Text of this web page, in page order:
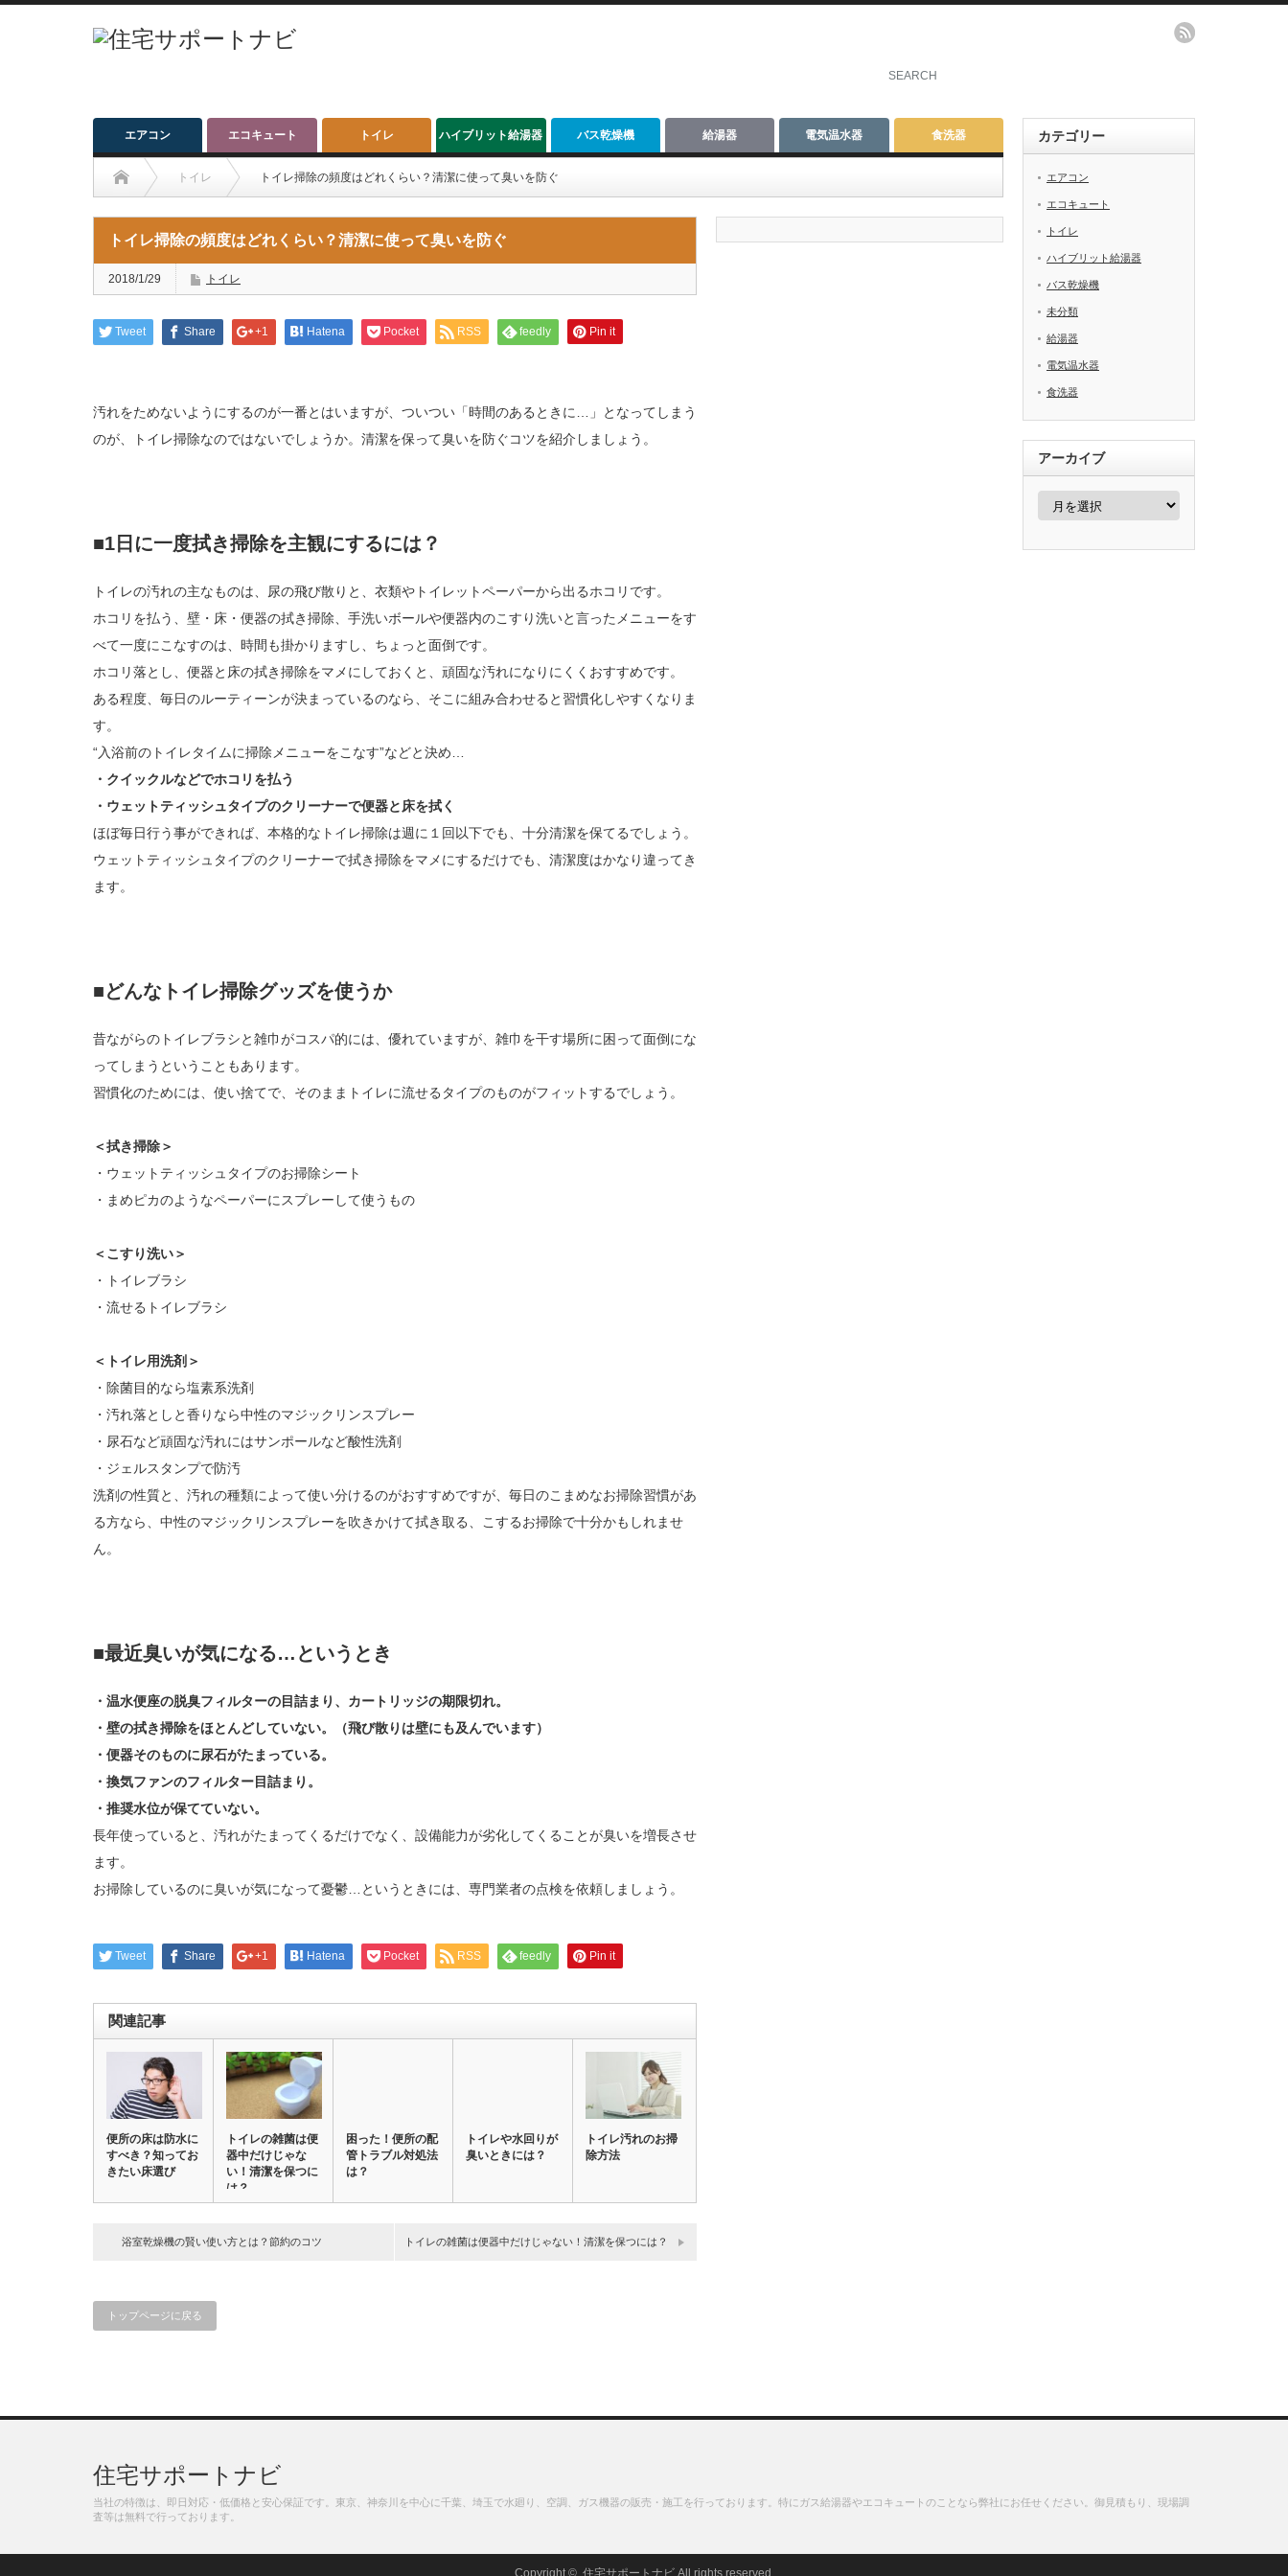
エアコン エコキュート トイレ ハイブリット給湯器 バス乾燥機 給湯器 電気温水器 食洗器
トイレ トイレ掃除の頻度はどれくらい？清潔に使って臭いを防ぐ
トイレ掃除の頻度はどれくらい？清潔に使って臭いを防ぐ
2018/1/29 トイレ
Tweet Share +1 Hatena Pocket RSS feedly Pin it
汚れをためないようにするのが一番とはいますが、ついつい「時間のあるときに…」となってしまう
のが、トイレ掃除なのではないでしょうか。清潔を保って臭いを防ぐコツを紹介しましょう。
■1日に一度拭き掃除を主観にするには？
トイレの汚れの主なものは、尿の飛び散りと、衣類やトイレットペーパーから出るホコリです。
ホコリを払う、壁・床・便器の拭き掃除、手洗いボールや便器内のこすり洗いと言ったメニューをす
べて一度にこなすのは、時間も掛かりますし、ちょっと面倒です。
ホコリ落とし、便器と床の拭き掃除をマメにしておくと、頑固な汚れになりにくくおすすめです。
ある程度、毎日のルーティーンが決まっているのなら、そこに組み合わせると習慣化しやすくなりま
す。
“入浴前のトイレタイムに掃除メニューをこなす”などと決め…
・クイックルなどでホコリを払う
・ウェットティッシュタイプのクリーナーで便器と床を拭く
ほぼ毎日行う事ができれば、本格的なトイレ掃除は週に１回以下でも、十分清潔を保てるでしょう。
ウェットティッシュタイプのクリーナーで拭き掃除をマメにするだけでも、清潔度はかなり違ってき
ます。
■どんなトイレ掃除グッズを使うか
昔ながらのトイレブラシと雑巾がコスパ的には、優れていますが、雑巾を干す場所に困って面倒にな
ってしまうということもあります。
習慣化のためには、使い捨てで、そのままトイレに流せるタイプのものがフィットするでしょう。
＜拭き掃除＞
・ウェットティッシュタイプのお掃除シート
・まめピカのようなペーパーにスプレーして使うもの
＜こすり洗い＞
・トイレブラシ
・流せるトイレブラシ
＜トイレ用洗剤＞
・除菌目的なら塩素系洗剤
・汚れ落としと香りなら中性のマジックリンスプレー
・尿石など頑固な汚れにはサンポールなど酸性洗剤
・ジェルスタンプで防汚
洗剤の性質と、汚れの種類によって使い分けるのがおすすめですが、毎日のこまめなお掃除習慣があ
る方なら、中性のマジックリンスプレーを吹きかけて拭き取る、こするお掃除で十分かもしれませ
ん。
■最近臭いが気になる…というとき
・温水便座の脱臭フィルターの目詰まり、カートリッジの期限切れ。
・壁の拭き掃除をほとんどしていない。（飛び散りは壁にも及んでいます）
・便器そのものに尿石がたまっている。
・換気ファンのフィルター目詰まり。
・推奨水位が保てていない。
長年使っていると、汚れがたまってくるだけでなく、設備能力が劣化してくることが臭いを増長させ
ます。
お掃除しているのに臭いが気になって憂鬱…というときには、専門業者の点検を依頼しましょう。
Tweet Share +1 Hatena Pocket RSS feedly Pin it
関連記事
便所の床は防水に
すべき？知ってお
きたい床選び
トイレの雑菌は便
器中だけじゃな
い！清潔を保つに
は？
困った！便所の配
管トラブル対処法
は？
トイレや水回りが
臭いときには？
トイレ汚れのお掃
除方法
浴室乾燥機の賢い使い方とは？節約のコツ トイレの雑菌は便器中だけじゃない！清潔を保つには？
トップページに戻る
カテゴリー
エアコン
エコキュート
トイレ
ハイブリット給湯器
バス乾燥機
未分類
給湯器
電気温水器
食洗器
アーカイブ
ア
ブ
住宅サポートナビ
当社の特徴は、即日対応・低価格と安心保証です。東京、神奈川を中心に千葉、埼玉で水廻り、空調、ガス機器の販売・施工を行っております。特にガス給湯器やエコキュートのことなら弊社にお任せください。御見積もり、現場調
査等は無料で行っております。
Copyright © 住宅サポートナビAll rights reserved.